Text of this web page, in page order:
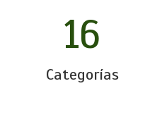
16
Categorías